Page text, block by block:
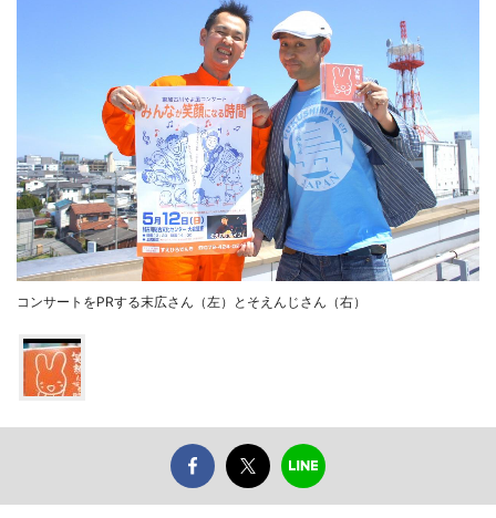
コンサートをPRする末広さん（左）とそえんじさん（右）